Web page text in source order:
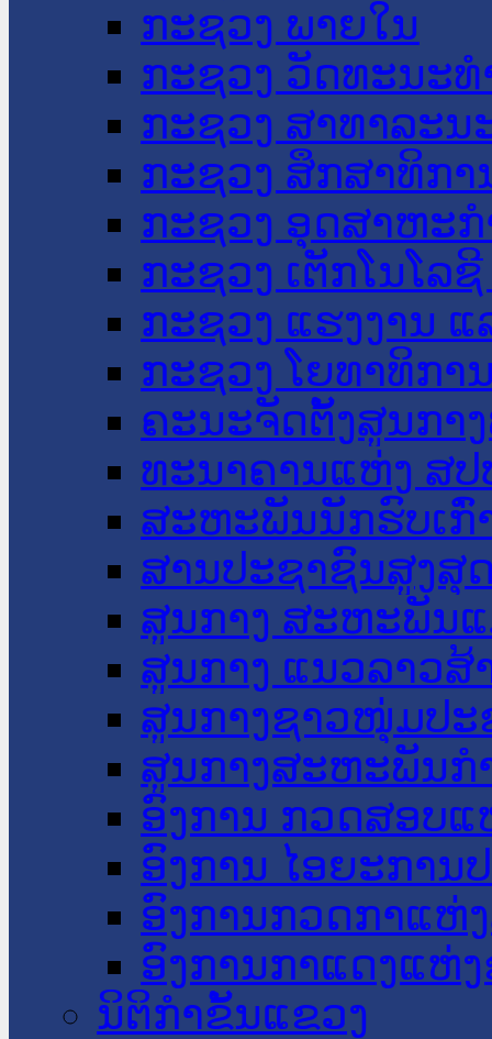
ກະຊວງ ພາຍໃນ
ກະຊວງ ວັດທະນະ
ກະຊວງ ສາທາລະນ
ກະຊວງ ສຶກສາທິກາ
ກະຊວງ ອຸດສາຫະ
ກະຊວງ ເຕັກໂນໂລ
ກະຊວງ ແຮງງານ
ກະຊວງ ໂຍທາທິກາ
ຄະນະຈັດຕັ້ງສູນກາ
ທະນາຄານແຫ່ງ ສປ
ສະຫະພັນນັກຮົບເກົ່
ສານປະຊາຊົນສູງສຸ
ສູນກາງ ສະຫະພັນ
ສູນກາງ ແນວລາວສ້
ສູນກາງຊາວໜຸ່ມປະ
ສູນກາງສະຫະພັນກ
ອົງການ ກວດສອບແ
ອົງການ ໄອຍະການ
ອົງການກວດກາແຫ່
ອົງການກາແດງແຫ່
ນິຕິກໍາຂັ້ນແຂວງ